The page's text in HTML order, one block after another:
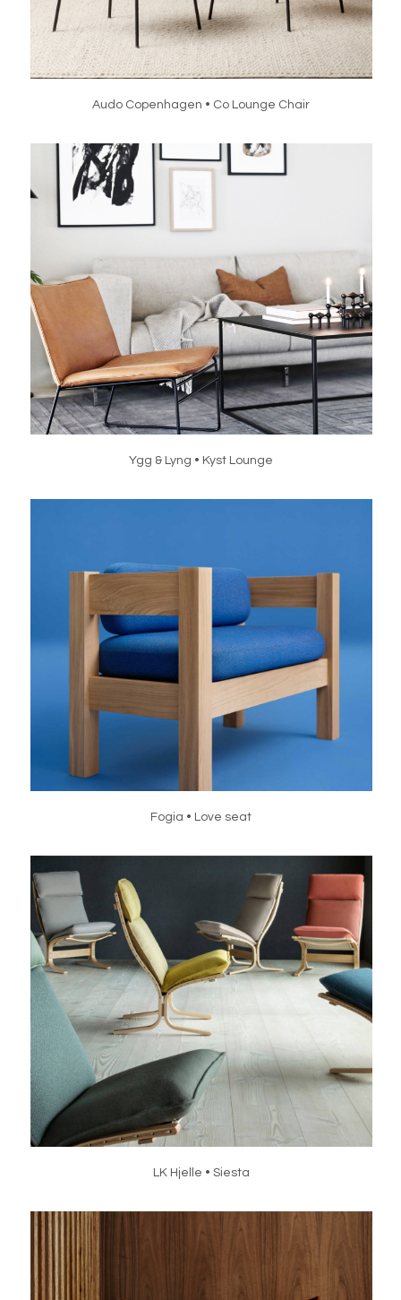
Audo Copenhagen • Co Lounge Chair
Ygg & Lyng • Kyst Lounge
Fogia • Love seat
LK Hjelle • Siesta